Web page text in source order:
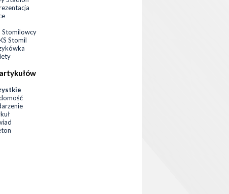
Stomilowcy
Stomil